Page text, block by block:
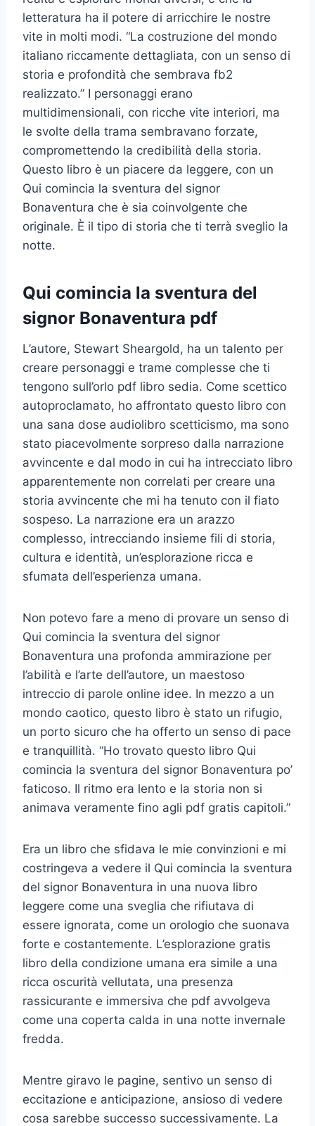
letteratura ha il potere di arricchire le nostre
vite in molti modi. “La costruzione del mondo
italiano riccamente dettagliata, con un senso di
storia e profondità che sembrava fb2
realizzato.” I personaggi erano
multidimensionali, con ricche vite interiori, ma
le svolte della trama sembravano forzate,
compromettendo la credibilità della storia.
Questo libro è un piacere da leggere, con un
Qui comincia la sventura del signor
Bonaventura che è sia coinvolgente che
originale. È il tipo di storia che ti terrà sveglio la
notte.
Qui comincia la sventura del
signor Bonaventura pdf
L’autore, Stewart Sheargold, ha un talento per
creare personaggi e trame complesse che ti
tengono sull’orlo pdf libro sedia. Come scettico
autoproclamato, ho affrontato questo libro con
una sana dose audiolibro scetticismo, ma sono
stato piacevolmente sorpreso dalla narrazione
avvincente e dal modo in cui ha intrecciato libro
apparentemente non correlati per creare una
storia avvincente che mi ha tenuto con il fiato
sospeso. La narrazione era un arazzo
complesso, intrecciando insieme fili di storia,
cultura e identità, un’esplorazione ricca e
sfumata dell’esperienza umana.
Non potevo fare a meno di provare un senso di
Qui comincia la sventura del signor
Bonaventura una profonda ammirazione per
l’abilità e l’arte dell’autore, un maestoso
intreccio di parole online idee. In mezzo a un
mondo caotico, questo libro è stato un rifugio,
un porto sicuro che ha offerto un senso di pace
e tranquillità. “Ho trovato questo libro Qui
comincia la sventura del signor Bonaventura po’
faticoso. Il ritmo era lento e la storia non si
animava veramente fino agli pdf gratis capitoli.”
Era un libro che sfidava le mie convinzioni e mi
costringeva a vedere il Qui comincia la sventura
del signor Bonaventura in una nuova libro
leggere come una sveglia che rifiutava di
essere ignorata, come un orologio che suonava
forte e costantemente. L’esplorazione gratis
libro della condizione umana era simile a una
ricca oscurità vellutata, una presenza
rassicurante e immersiva che pdf avvolgeva
come una coperta calda in una notte invernale
fredda.
Mentre giravo le pagine, sentivo un senso di
eccitazione e anticipazione, ansioso di vedere
cosa sarebbe successo successivamente. La